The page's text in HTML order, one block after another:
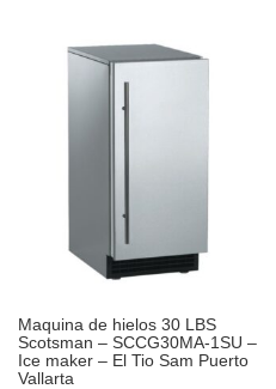
Maquina de hielos 30 LBS
Scotsman – SCCG30MA-1SU –
Ice maker – El Tio Sam Puerto
Vallarta